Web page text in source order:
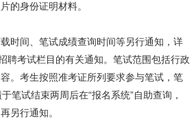
的身份证明材料。
间、笔试成绩查询时间等另行通知，详
聘考试栏目的有关通知。笔试范围包括行政
。考生按照准考证所列要求参与笔试，笔
笔试结束两周后在“报名系统”自助查询，
另行通知。